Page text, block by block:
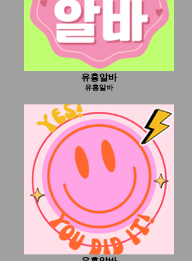
유흥알바
유흥알바